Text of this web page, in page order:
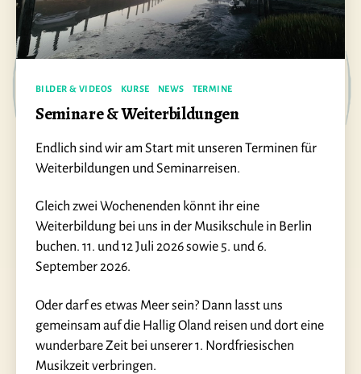
Kategorien
BILDER & VIDEOS KURSE NEWS TERMINE
Seminare & Weiterbildungen
Endlich sind wir am Start mit unseren Terminen für
Weiterbildungen und Seminarreisen.
Gleich zwei Wochenenden könnt ihr eine
Weiterbildung bei uns in der Musikschule in Berlin
buchen. 11. und 12 Juli 2026 sowie 5. und 6.
September 2026.
Oder darf es etwas Meer sein? Dann lasst uns
gemeinsam auf die Hallig Oland reisen und dort eine
wunderbare Zeit bei unserer 1. Nordfriesischen
Musikzeit verbringen.